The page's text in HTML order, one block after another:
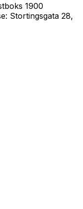
1900
Stortingsgata 28,